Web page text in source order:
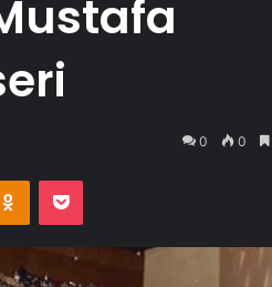
0 0
Odnoklassniki
Pocket